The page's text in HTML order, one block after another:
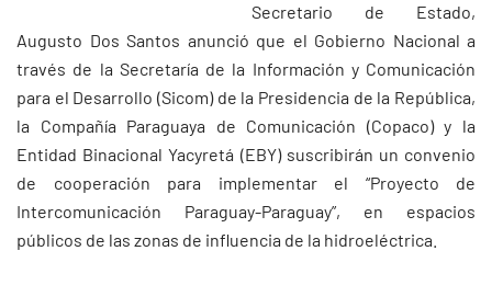
Secretario de Estado,
Augusto Dos Santos anunció que el Gobierno Nacional a
través de la Secretaría de la Información y Comunicación
para el Desarrollo (Sicom) de la Presidencia de la República,
la Compañía Paraguaya de Comunicación (Copaco) y la
Entidad Binacional Yacyretá (EBY) suscribirán un convenio
de cooperación para implementar el “Proyecto de
Intercomunicación Paraguay-Paraguay”, en espacios
públicos de las zonas de influencia de la hidroeléctrica.